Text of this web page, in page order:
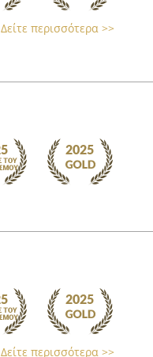
Δείτε περισσότερα >>
Δείτε περισσότερα >>